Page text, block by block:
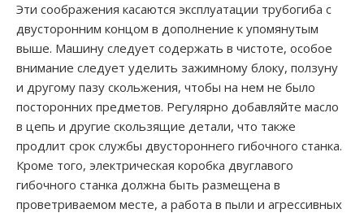
Эти соображения касаются эксплуатации трубогиба с
двусторонним концом в дополнение к упомянутым
выше. Машину следует содержать в чистоте, особое
внимание следует уделить зажимному блоку, ползуну
и другому пазу скольжения, чтобы на нем не было
посторонних предметов. Регулярно добавляйте масло
в цепь и другие скользящие детали, что также
продлит срок службы двустороннего гибочного станка.
Кроме того, электрическая коробка двуглавого
гибочного станка должна быть размещена в
проветриваемом месте, а работа в пыли и агрессивных